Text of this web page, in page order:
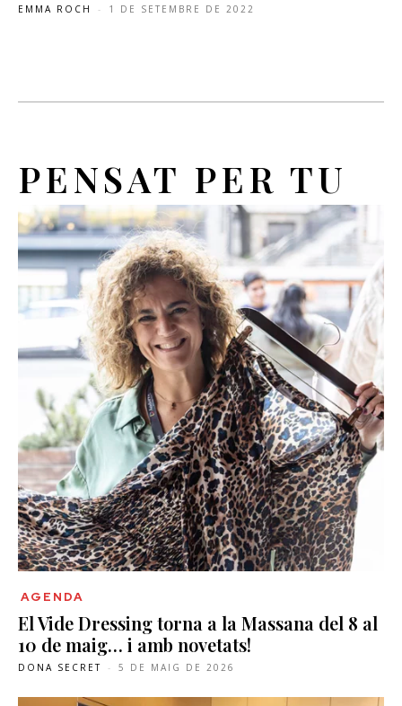
EMMA ROCH - 1 DE SETEMBRE DE 2022
PENSAT PER TU
AGENDA
El Vide Dressing torna a la Massana del 8 al
10 de maig… i amb novetats!
DONA SECRET - 5 DE MAIG DE 2026